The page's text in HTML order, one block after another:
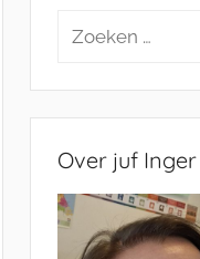
Zoeken
Over juf Inger